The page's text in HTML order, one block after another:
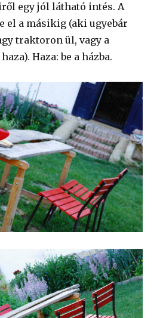
egy jól látható intés. A
el a másikig (aki ugyebár
traktoron ül, vagy a
Haza: be a házba.